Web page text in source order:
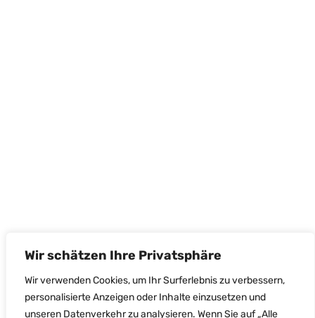
Wir schätzen Ihre Privatsphäre
Wir verwenden Cookies, um Ihr Surferlebnis zu verbessern,
personalisierte Anzeigen oder Inhalte einzusetzen und
unseren Datenverkehr zu analysieren. Wenn Sie auf „Alle